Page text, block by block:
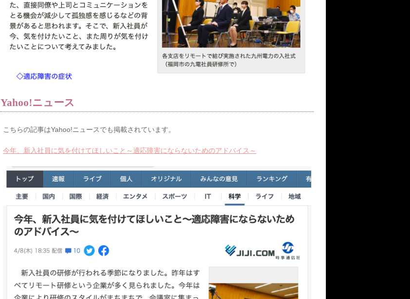
Yahoo!ニュース
こちらの記事はYahoo!ニュースでも掲載されています。
今年、新入社員に気を付けてほしいこと～適応障害にならないためのアドバイス～